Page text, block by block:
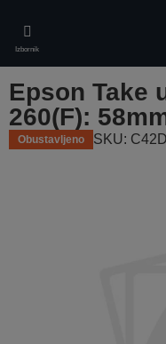
main
content
Izbornik
Epson Take
260(F):
Obustavljeno SKU: